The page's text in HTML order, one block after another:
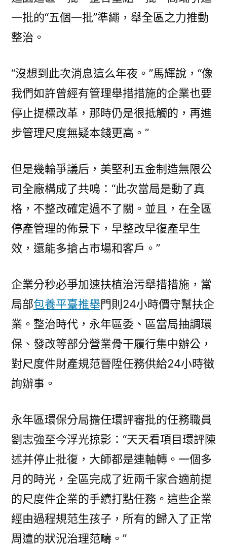
一批的“五個一批”準繩，舉全區之力推動
整治。
“沒想到此次消息這么年夜。”馬輝說，“像
我們如許曾經有管理舉措措施的企業也要
停止提標改革，那時仍是很抵觸的，再進
步管理尺度無疑本錢更高。”
但是幾輪爭議后，美堅利五金制造無限公
司全廠構成了共鳴：“此次當局是動了真
格，不整改確定過不了關。並且，在全區
停產管理的佈景下，早整改早復產早生
效，還能多搶占市場和客戶。”
企業分秒必爭加速扶植治污舉措措施，當
局部包養平臺推舉門則24小時價守幫扶企
業。整治時代，永年區委、區當局抽調環
保、發改等部分營業骨干履行集中辦公，
對尺度件財產規范晉陞任務供給24小時徵
詢辦事。
永年區環保分局擔任環評審批的任務職員
劉志強至今浮光掠影：“天天看項目環評陳
述并停止批復，大師都是連軸轉。一個多
月的時光，全區完成了近兩千家合適前提
的尺度件企業的手續打點任務。這些企業
經由過程規范生孩子，所有的歸入了正常
周遭的狀況治理范疇。”